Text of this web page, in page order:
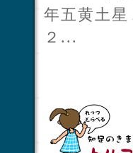
年五黄土
２...